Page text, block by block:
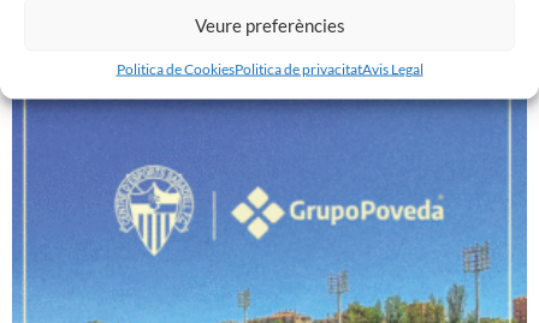
Veure preferències
Politica de CookiesPolitica de privacitatAvis Legal